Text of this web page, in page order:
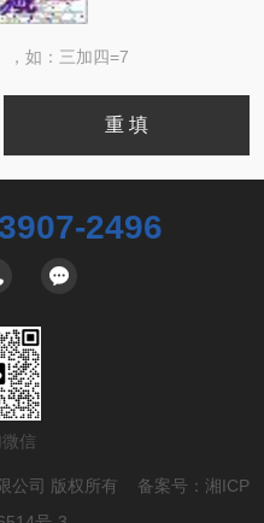
，如：三加四=7
2496
信
公司 版权所有 备案号： 湘ICP